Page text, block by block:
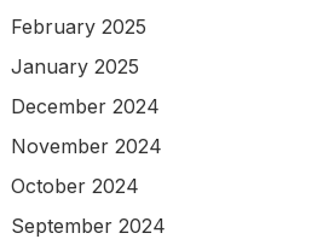
February 2025
January 2025
December 2024
November 2024
October 2024
September 2024